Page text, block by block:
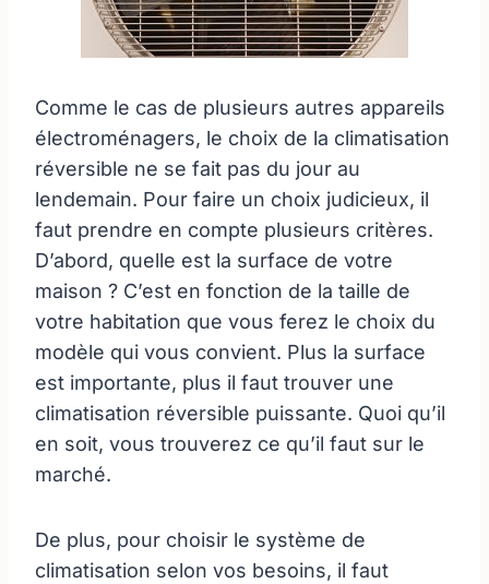
Comme le cas de plusieurs autres appareils
électroménagers, le choix de la climatisation
réversible ne se fait pas du jour au
lendemain. Pour faire un choix judicieux, il
faut prendre en compte plusieurs critères.
D’abord, quelle est la surface de votre
maison ? C’est en fonction de la taille de
votre habitation que vous ferez le choix du
modèle qui vous convient. Plus la surface
est importante, plus il faut trouver une
climatisation réversible puissante. Quoi qu’il
en soit, vous trouverez ce qu’il faut sur le
marché.
De plus, pour choisir le système de
climatisation selon vos besoins, il faut